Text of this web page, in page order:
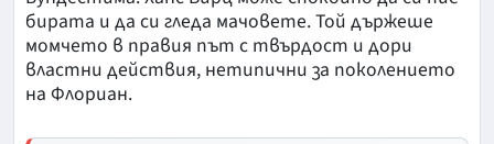
бирата и да си гледа мачовете. Той държеше
момчето в правия път с твърдост и дори
властни действия, нетипични за поколението
на Флориан.